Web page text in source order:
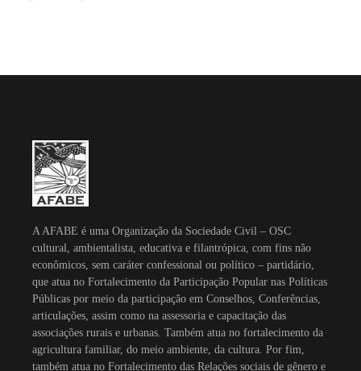
A AFABE é uma Organização da Sociedade Civil – OSC
cultural, ambientalista, educativa e filantrópica, com fins não
econômicos, sem caráter confessional ou político – partidário,
que atua no Fortalecimento da Participação Popular nas Políticas
Públicas por meio da participação em Conselhos, Conferências,
articulações, assim como na assessoria e capacitação das
associações rurais e urbanas. Também atua no fortalecimento da
agricultura familiar, do meio ambiente, da cultura. Por fim,
também atua no Fortalecimento das Relações sociais de gênero e